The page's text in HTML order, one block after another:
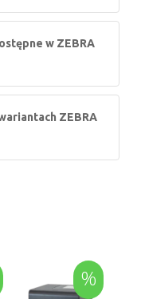
w ZEBRA
ZEBRA
%